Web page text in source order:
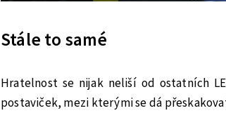
Stále to samé
Hratelnost se nijak neliší od ostatních
postaviček, mezi kterými se dá